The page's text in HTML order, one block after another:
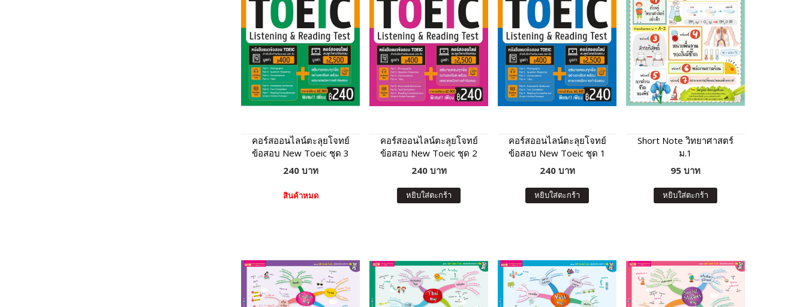
คอร์สออนไลน์ตะลุยโจทย์
ข้อสอบ New Toeic ชุด 3
240 บาท
สินค้าหมด
คอร์สออนไลน์ตะลุยโจทย์
ข้อสอบ New Toeic ชุด 2
240 บาท
หยิบใส่ตะกร้า
คอร์สออนไลน์ตะลุยโจทย์
ข้อสอบ New Toeic ชุด 1
240 บาท
หยิบใส่ตะกร้า
Short Note วิทยาศาสตร์
ม.1
95 บาท
หยิบใส่ตะกร้า